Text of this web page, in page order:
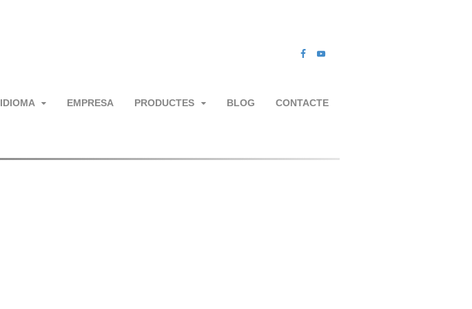
IDIOMA EMPRESA PRODUCTES BLOG CONTACTE